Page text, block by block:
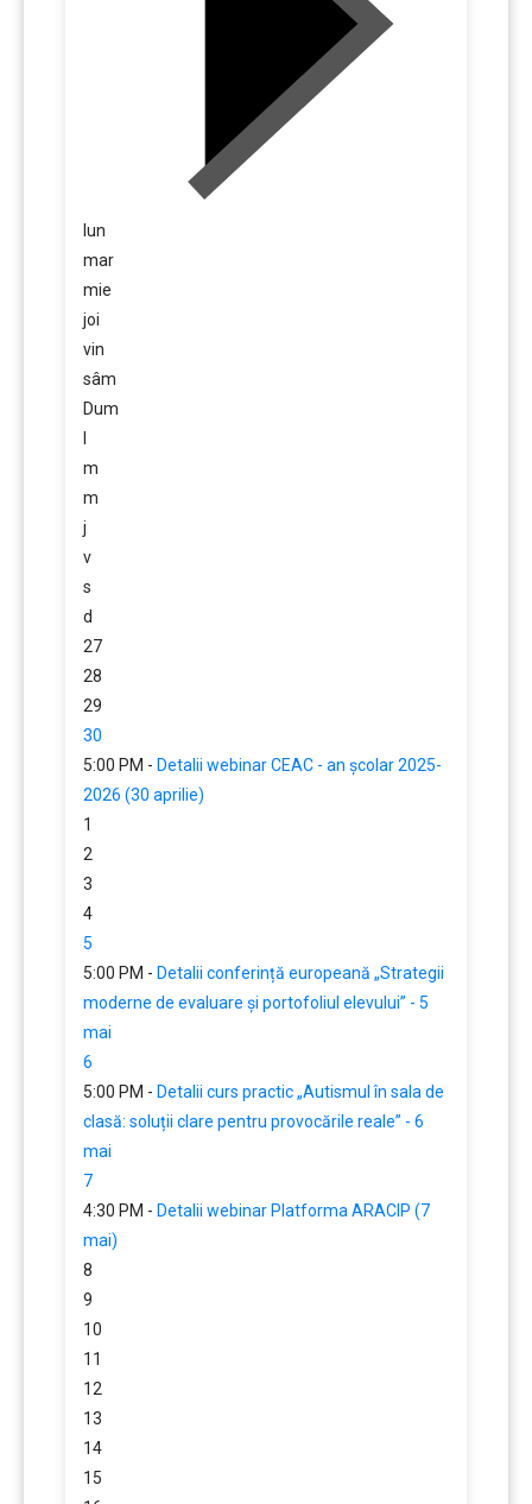
lun
mar
mie
joi
vin
sâm
Dum
m
m
j
v
s
d
27
28
29
30
5:00 PM - Detalii webinar CEAC - an școlar 2025-
2026 (30 aprilie)
1
2
3
4
5
5:00 PM - Detalii conferință europeană „Strategii
moderne de evaluare și portofoliul elevului” - 5
mai
6
5:00 PM - Detalii curs practic „Autismul în sala de
clasă: soluții clare pentru provocările reale” - 6
mai
7
4:30 PM - Detalii webinar Platforma ARACIP (7
mai)
8
9
10
11
12
13
14
15